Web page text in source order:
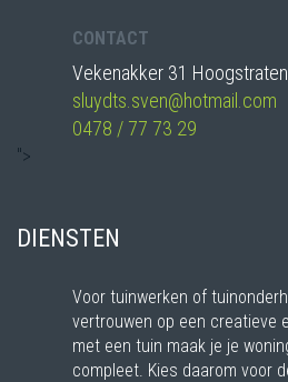
CONTACT
Vekenakker 31
sluydts.sven@hotmail.com
0478 / 77 73 29
">
DIENSTEN
Voor tuinwerken of
vertrouwen op een creatieve
met een tuin maak je je
compleet. Kies daarom voor